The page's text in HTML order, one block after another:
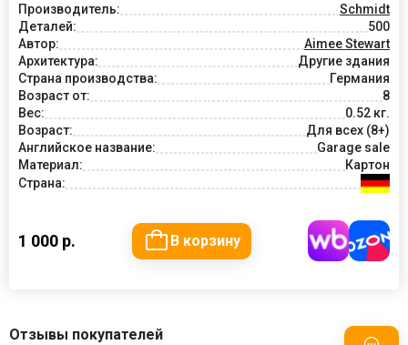
Производитель:
Schmidt
Деталей:
500
Автор:
Aimee Stewart
Архитектура:
Другие здания
Страна производства:
Германия
Возраст от:
8
Вес:
0.52 кг.
Возраст:
Для всех (8+)
Английское название:
Garage sale
Материал:
Картон
Страна:
1 000 р. В корзину
Отзывы покупателей